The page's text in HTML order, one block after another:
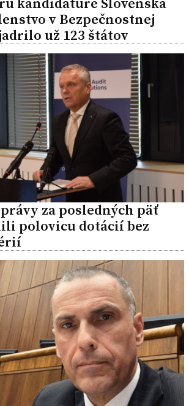
v Bezpečnostnej
už 123 štátov
za posledných päť
polovicu dotácií bez